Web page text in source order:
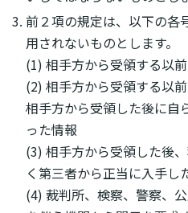
前２項の規定は、以下の各
用されないものとします。
(1) 相手方から受領する以
(2) 相手方から受領する以
相手方から受領した後に自
った情報
(3) 相手方から受領した後
く第三者から正当に入手し
(4) 裁判所、検察、警察、